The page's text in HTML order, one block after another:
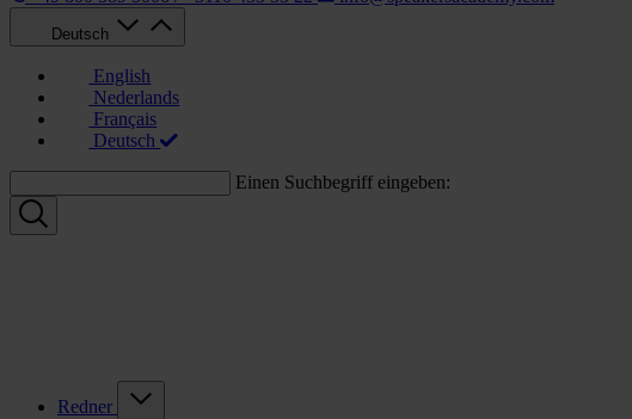
Deutsch
English
Nederlands
Français
Deutsch
Einen Suchbegriff eingeben:
Redner